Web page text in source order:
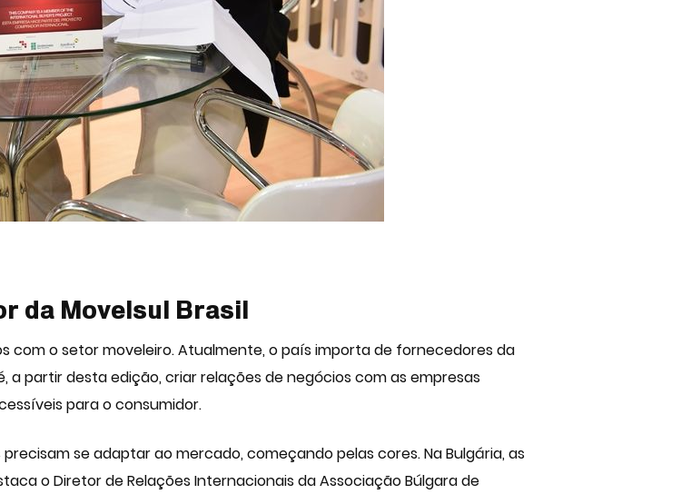
da Movelsul Brasil
com o setor moveleiro. Atualmente, o país importa de fornecedores da
a partir desta edição, criar relações de negócios com as empresas
para o consumidor.
se adaptar ao mercado, começando pelas cores. Na Bulgária, as
o Diretor de Relações Internacionais da Associação Búlgara de